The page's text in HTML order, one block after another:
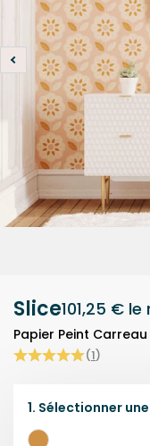
Slice101,25 € le
Papier Peint
(1)
1. Sélectionner une